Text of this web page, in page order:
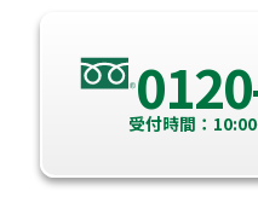
受付時間：